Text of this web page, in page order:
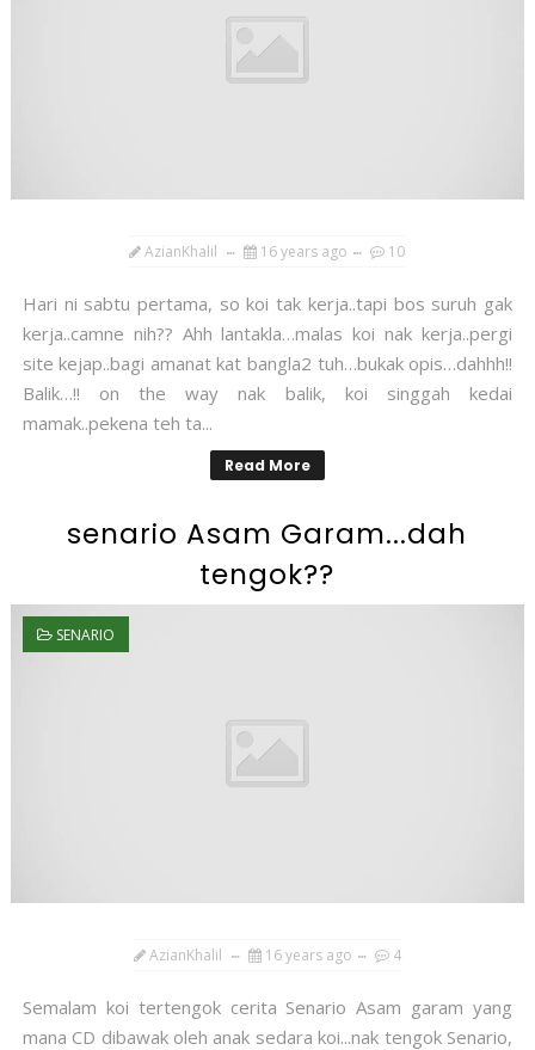
AzianKhalil 16 years ago 10
Hari ni sabtu pertama, so koi tak kerja..tapi bos suruh gak
kerja..camne nih?? Ahh lantakla…malas koi nak kerja..pergi
site kejap..bagi amanat kat bangla2 tuh…bukak opis…dahhh!!
Balik…!! on the way nak balik, koi singgah kedai
mamak..pekena teh ta...
Read More
senario Asam Garam...dah
tengok??
SENARIO
AzianKhalil 16 years ago 4
Semalam koi tertengok cerita Senario Asam garam yang
mana CD dibawak oleh anak sedara koi...nak tengok Senario,